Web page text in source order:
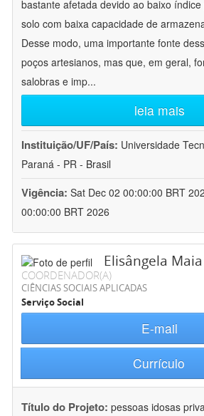
bastante afetada devido ao baixo
solo com baixa capacidade de
Desse modo, uma importante fonte
poços artesianos, mas que, em geral,
salobras e imp...
leia mais
Instituição/UF/País: Universidade
Paraná - PR - Brasil
Vigência: Sat Dec 02 00:00:00 BRT
00:00:00 BRT 2026
Elisângela
COORDENADOR(A)
CIÊNCIAS SOCIAIS APLICADAS
Serviço Social
E-mail
Currículo
Título do Projeto: pessoas idosas